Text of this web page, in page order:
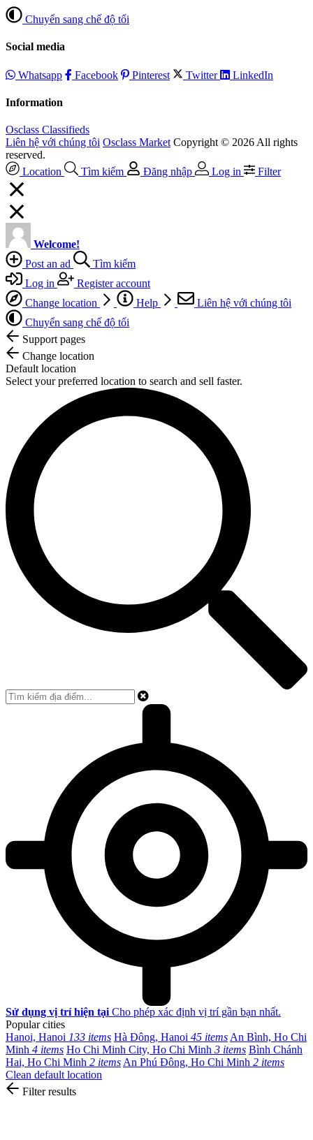
Chuyển sang chế độ tối
Social media
Whatsapp Facebook Pinterest Twitter LinkedIn
Information
Osclass Classifieds
Liên hệ với chúng tôi Osclass Market Copyright © 2026 All rights
reserved.
Location
Tìm kiếm Đăng nhập Log in Filter
Welcome!
Post an ad
Tìm kiếm
Log in
Register account
Change location
Help
Liên hệ với chúng tôi
Chuyển sang chế độ tối
Support pages
Change location
Default location
Select your preferred location to search and sell faster.
Sử dụng vị trí hiện tại Cho phép xác định vị trí gần bạn nhất.
Popular cities
Hanoi, Hanoi 133 items Hà Đông, Hanoi 45 items An Bình, Ho Chi
Minh 4 items Ho Chi Minh City, Ho Chi Minh 3 items Bình Chánh
Hai, Ho Chi Minh 2 items An Phú Đông, Ho Chi Minh 2 items
Clean default location
Filter results